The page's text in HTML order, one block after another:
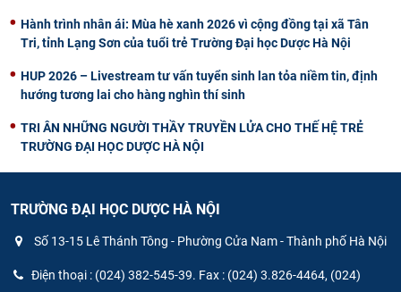
Hành trình nhân ái: Mùa hè xanh 2026 vì cộng đồng tại xã Tân
Tri, tỉnh Lạng Sơn của tuổi trẻ Trường Đại học Dược Hà Nội
HUP 2026 – Livestream tư vấn tuyển sinh lan tỏa niềm tin, định
hướng tương lai cho hàng nghìn thí sinh
TRI ÂN NHỮNG NGƯỜI THẦY TRUYỀN LỬA CHO THẾ HỆ TRẺ
TRƯỜNG ĐẠI HỌC DƯỢC HÀ NỘI
TRƯỜNG ĐẠI HỌC DƯỢC HÀ NỘI
Số 13-15 Lê Thánh Tông - Phường Cửa Nam - Thành phố Hà Nội
Điện thoại : (024) 382-545-39. Fax : (024) 3.826-4464, (024)